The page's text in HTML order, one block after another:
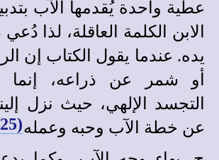
عطية واحدة يُقدمها الآب
الابن الكلمة العاقلة، لذا
يده. عندما يقول الكتاب إن
أو شمر عن ذراعه، إنما
التجسد الإلهي، حيث نزل
عن خطة الآب وحبه وعمله(825)